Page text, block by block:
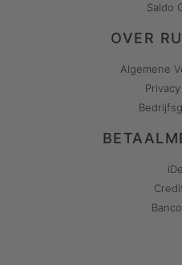
Saldo
OVER
Algemene